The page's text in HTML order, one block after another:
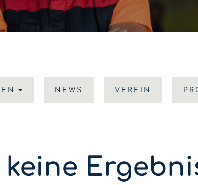
NEWS VEREIN